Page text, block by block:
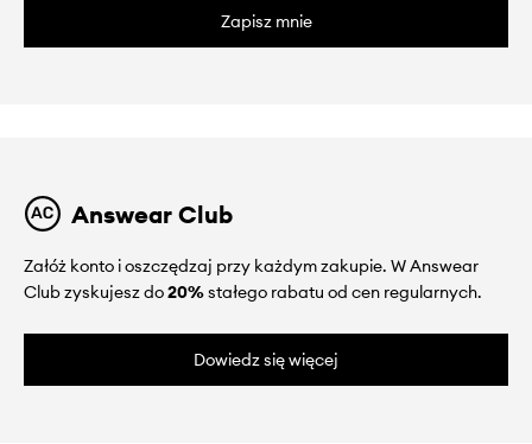
Zapisz mnie
Answear Club
Załóż konto i oszczędzaj przy każdym zakupie. W Answear
Club zyskujesz do20%stałego rabatu od cen regularnych.
Dowiedz się więcej